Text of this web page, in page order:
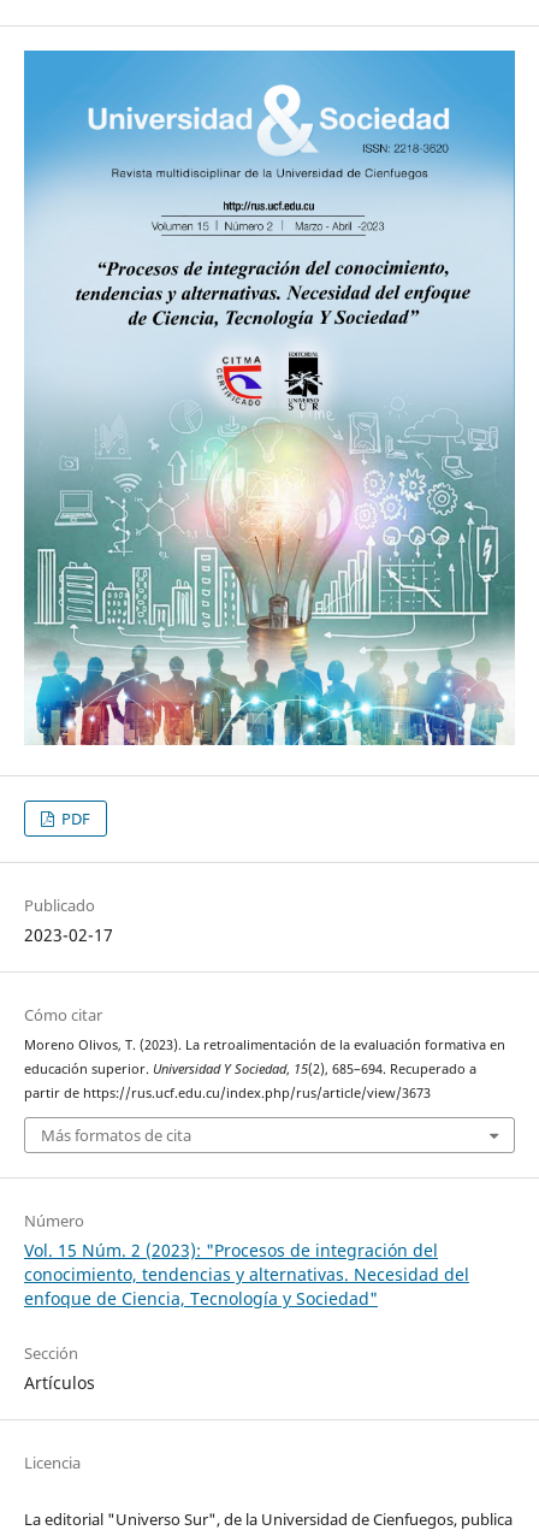
PDF
Publicado
2023-02-17
Cómo citar
Moreno Olivos, T. (2023). La retroalimentación de la evaluación formativa en
educación superior. Universidad Y Sociedad, 15(2), 685–694. Recuperado a
partir de https://rus.ucf.edu.cu/index.php/rus/article/view/3673
Más formatos de cita
Número
Vol. 15 Núm. 2 (2023): "Procesos de integración del
conocimiento, tendencias y alternativas. Necesidad del
enfoque de Ciencia, Tecnología y Sociedad"
Sección
Artículos
Licencia
La editorial "Universo Sur", de la Universidad de Cienfuegos, publica